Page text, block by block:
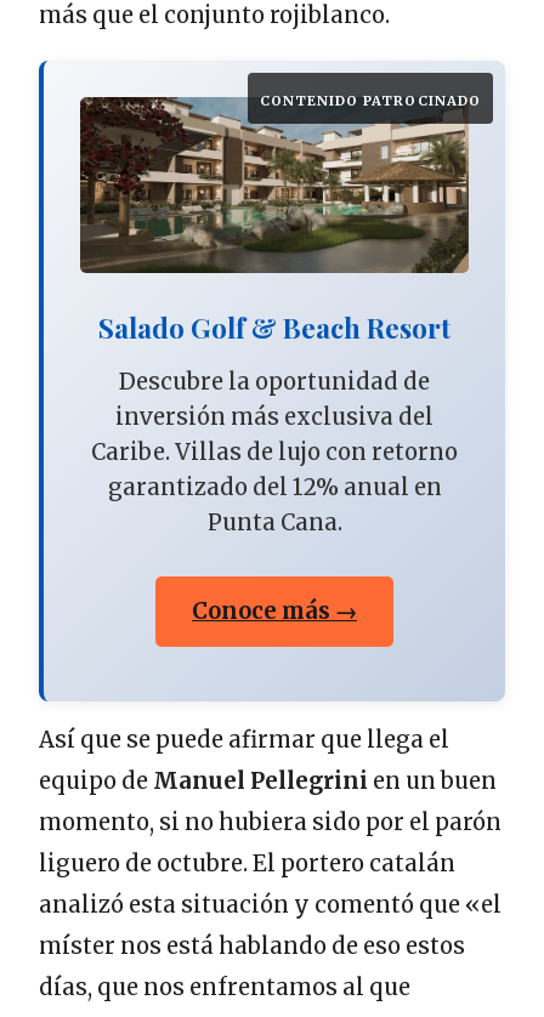
más que el conjunto rojiblanco.
CONTENIDO PATROCINADO
Salado Golf & Beach Resort
Descubre la oportunidad de
inversión más exclusiva del
Caribe. Villas de lujo con retorno
garantizado del 12% anual en
Punta Cana.
Conoce más →
Así que se puede afirmar que llega el
equipo de Manuel Pellegrini en un buen
momento, si no hubiera sido por el parón
liguero de octubre. El portero catalán
analizó esta situación y comentó que «el
míster nos está hablando de eso estos
días, que nos enfrentamos al que